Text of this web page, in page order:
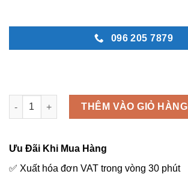
096 205 7879
Bên nhau - L67 số lượng
THÊM VÀO GIỎ HÀNG
Ưu Đãi Khi Mua Hàng
✅ Xuất hóa đơn VAT trong vòng 30 phút